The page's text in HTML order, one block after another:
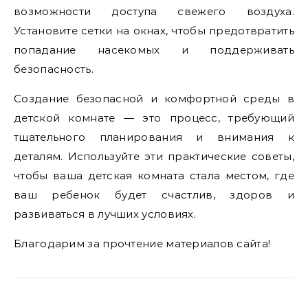
возможности доступа свежего воздуха.
Установите сетки на окнах, чтобы предотвратить
попадание насекомых и поддерживать
безопасность.
Создание безопасной и комфортной среды в
детской комнате — это процесс, требующий
тщательного планирования и внимания к
деталям. Используйте эти практические советы,
чтобы ваша детская комната стала местом, где
ваш ребенок будет счастлив, здоров и
развиваться в лучших условиях.
Благодарим за прочтение материалов сайта!